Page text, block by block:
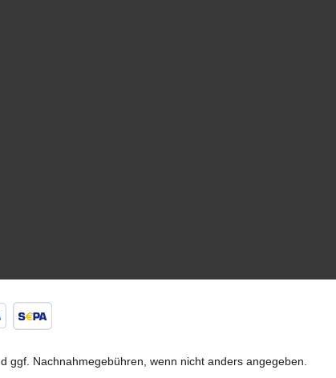
ggf. Nachnahmegebühren, wenn nicht anders angegeben.